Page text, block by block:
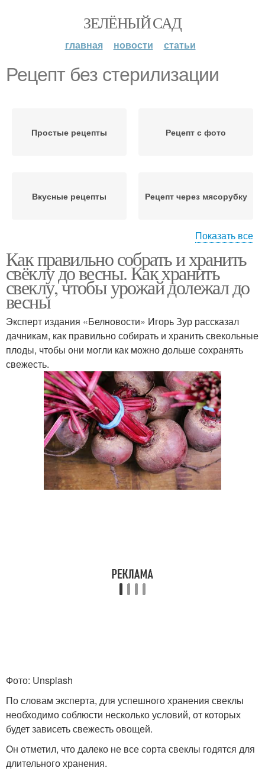
ЗЕЛЁНЫЙ САД
главная новости статьи
Рецепт без стерилизации
Простые рецепты Рецепт с фото
Вкусные рецепты Рецепт через мясорубку
Домашний рецепт Вкусный рецепт
Показать все
Как правильно собрать и хранить
свёклу до весны. Как хранить
свеклу, чтобы урожай долежал до
весны
Эксперт издания «Белновости» Игорь Зур рассказал
дачникам, как правильно собирать и хранить свекольные
плоды, чтобы они могли как можно дольше сохранять
свежесть.
Фото: Unsplash
По словам эксперта, для успешного хранения свеклы
необходимо соблюсти несколько условий, от которых
будет зависеть свежесть овощей.
Он отметил, что далеко не все сорта свеклы годятся для
длительного хранения.